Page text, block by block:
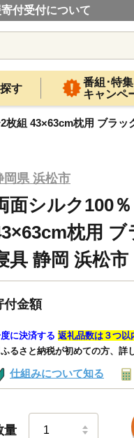
付受付について
す
番組･特集
キャンペ
枚組 43×63cm枕用 ブラ
岡県 浜松市
面シルク100
枕用
具 静岡 浜松
付金額
に決済する 返礼品数は３つ以
ふるさと納税が初めての方、詳
仕組みについて知る
量